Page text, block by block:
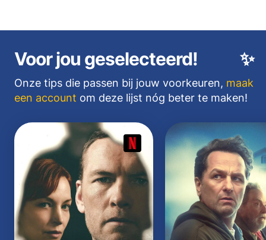
✨
Voor jou geselecteerd!
Onze tips die passen bij jouw voorkeuren, maak
een account om deze lijst nóg beter te maken!